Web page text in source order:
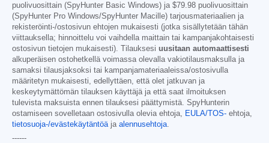
puolivuosittain (SpyHunter Basic Windows) ja $79.98 puolivuosittain
(SpyHunter Pro Windows/SpyHunter Macille) tarjousmateriaalien ja
rekisteröinti-/ostosivun ehtojen mukaisesti (jotka sisällytetään tähän
viittauksella; hinnoittelu voi vaihdella maittain tai kampanjakohtaisesti
ostosivun tietojen mukaisesti). Tilauksesi uusitaan automaattisesti
alkuperäisen ostohetkellä voimassa olevalla vakiotilausmaksulla ja
samaksi tilausjaksoksi tai kampanjamateriaaleissa/ostosivulla
määritetyn mukaisesti, edellyttäen, että olet jatkuvan ja
keskeytymättömän tilauksen käyttäjä ja että saat ilmoituksen
tulevista maksuista ennen tilauksesi päättymistä. SpyHunterin
ostamiseen sovelletaan ostosivulla olevia ehtoja, EULA/TOS- ehtoja,
tietosuoja-/evästekäytäntöäja alennusehtoja.
------